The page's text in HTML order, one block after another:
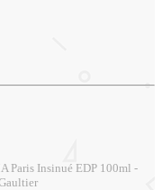
Paris Insinué EDP 100ml -